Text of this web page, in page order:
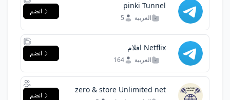
pinki Tunnel
العربية 5
انضم
Netflix افلام
العربية 164
انضم
zero & store Unlimited net
انضم